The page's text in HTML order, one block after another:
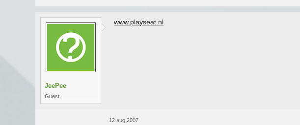
JeePee
Guest
www.playseat.nl
12 aug 2007